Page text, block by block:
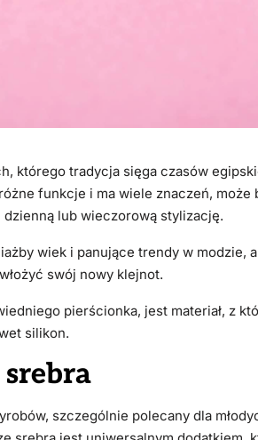
którego tradycja sięga czasów
funkcje i ma wiele znaczeń, może
dzienną lub wieczorową stylizację.
wiek i panujące trendy w modzie,
swój nowy klejnot.
pierścionka, jest materiał, z
silikon.
szczególnie polecany dla